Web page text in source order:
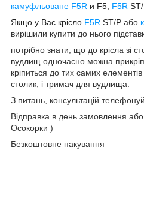
камуфльоване F5R и F5, F5R ST/
Якщо у Вас крісло F5R ST/P або
вирішили купити до нього
потрібно знати, що до крісла зі
вудлищ одночасно можна
кріпиться до тих самих елементів
столик, і тримач для вудлища.
З питань, консультацій
Відправка в день замовлення
Осокорки )
Безкоштовне пакування